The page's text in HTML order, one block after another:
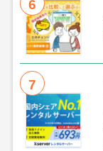
6
7